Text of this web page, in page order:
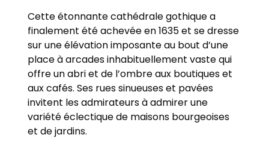
Cette étonnante cathédrale gothique a
finalement été achevée en 1635 et se dresse
sur une élévation imposante au bout d’une
place à arcades inhabituellement vaste qui
offre un abri et de l’ombre aux boutiques et
aux cafés. Ses rues sinueuses et pavées
invitent les admirateurs à admirer une
variété éclectique de maisons bourgeoises
et de jardins.